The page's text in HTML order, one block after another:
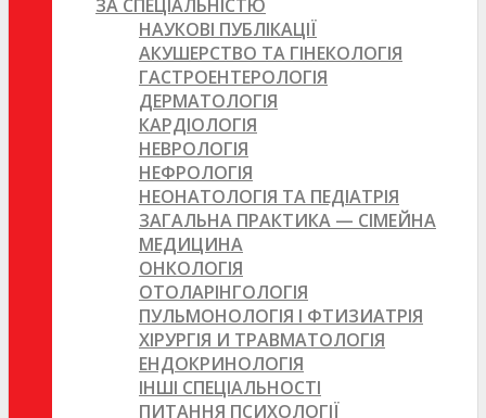
ЗА СПЕЦІАЛЬНІСТЮ
НАУКОВІ ПУБЛІКАЦІЇ
АКУШЕРСТВО ТА ГІНЕКОЛОГІЯ
ГАСТРОЕНТЕРОЛОГІЯ
ДЕРМАТОЛОГІЯ
КАРДІОЛОГІЯ
НЕВРОЛОГІЯ
НЕФРОЛОГІЯ
НЕОНАТОЛОГІЯ ТА ПЕДІАТРІЯ
ЗАГАЛЬНА ПРАКТИКА — СІМЕЙНА
МЕДИЦИНА
ОНКОЛОГІЯ
ОТОЛАРІНГОЛОГІЯ
ПУЛЬМОНОЛОГІЯ І ФТИЗИАТРІЯ
ХІРУРГІЯ И ТРАВМАТОЛОГІЯ
ЕНДОКРИНОЛОГІЯ
ІНШІ СПЕЦІАЛЬНОСТІ
ПИТАННЯ ПСИХОЛОГІЇ